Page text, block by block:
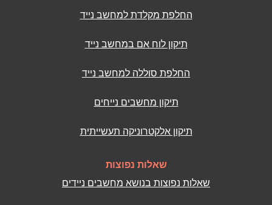
החלפת מקלדת למחשב נייד
תיקון לוח אם במחשב נייד
החלפת סוללה למחשב נייד
תיקון מחשבים נייחים
תיקון אלקטרוניקה תעשייתית
שאלות נפוצות
שאלות נפוצות בנושא מחשבים ניידים